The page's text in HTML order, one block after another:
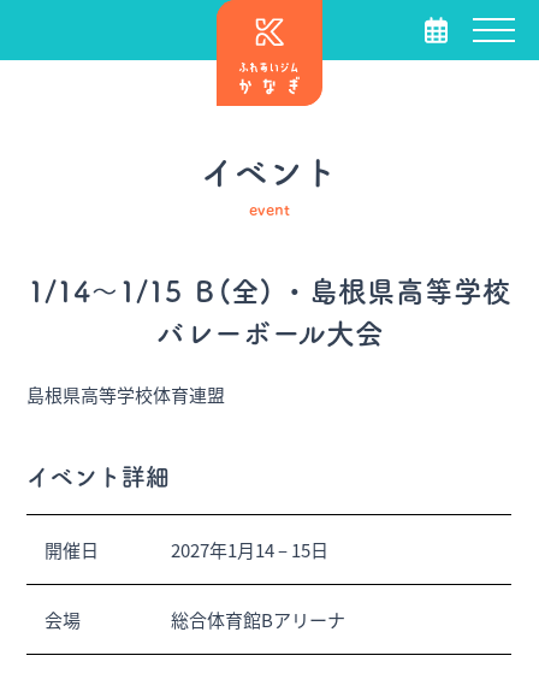
イベント
event
1/14～1/15 Ｂ(全) ・島根県高等学校
バレーボール大会
島根県高等学校体育連盟
イベント詳細
開催日 2027年1月14–15日
会場 総合体育館Bアリーナ